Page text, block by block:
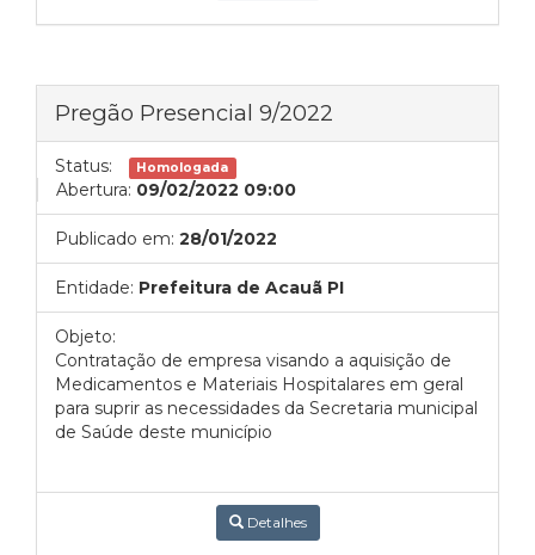
Pregão Presencial 9/2022
Status: Homologada
Abertura: 09/02/2022 09:00
Publicado em: 28/01/2022
Entidade: Prefeitura de Acauã PI
Objeto:
Contratação de empresa visando a aquisição de
Medicamentos e Materiais Hospitalares em geral
para suprir as necessidades da Secretaria municipal
de Saúde deste município
Detalhes